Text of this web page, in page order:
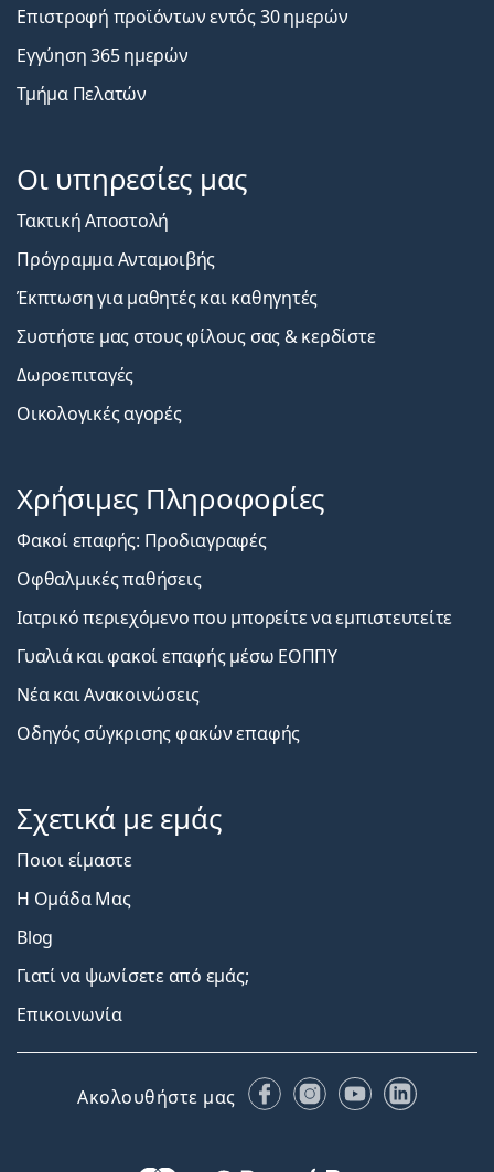
Επιστροφή προϊόντων εντός 30 ημερών
Εγγύηση 365 ημερών
Τμήμα Πελατών
Οι υπηρεσίες μας
Τακτική Αποστολή
Πρόγραμμα Ανταμοιβής
Έκπτωση για μαθητές και καθηγητές
Συστήστε μας στους φίλους σας & κερδίστε
Δωροεπιταγές
Οικολογικές αγορές
Χρήσιμες Πληροφορίες
Φακοί επαφής: Προδιαγραφές
Οφθαλμικές παθήσεις
Ιατρικό περιεχόμενο που μπορείτε να εμπιστευτείτε
Γυαλιά και φακοί επαφής μέσω ΕΟΠΠΥ
Νέα και Ανακοινώσεις
Οδηγός σύγκρισης φακών επαφής
Σχετικά με εμάς
Ποιοι είμαστε
Η Ομάδα Μας
Blog
Γιατί να ψωνίσετε από εμάς;
Επικοινωνία
Ακολουθήστε μας FacebookInstagram
YouTubeLinkedIn